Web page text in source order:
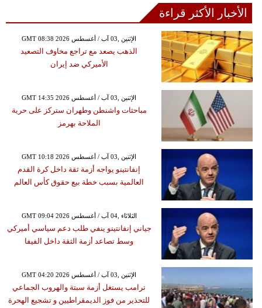
الأخبار الأكثر قراءة
GMT 08:38 2026 الإثنين ,03 آب / أغسطس
الذهب يصعد مع تراجع مخاوف التصعيد
الأميركي ضد إيران
GMT 14:35 2026 الإثنين ,03 آب / أغسطس
مباحثات واشنطن وطهران ستركز على حرية
الملاحة بهرمز
GMT 10:18 2026 الإثنين ,03 آب / أغسطس
إنفانتينو يواجه أزمة ثقة داخل كرة القدم
العالمية بسبب خطة بيع حقوق كأس العالم
GMT 09:04 2026 الثلاثاء ,04 آب / أغسطس
جياني إنفانتينو ينفي طلب دعم سياسي أميركي
وسط تصاعد أزمة الثقة داخل الفيفا
GMT 04:20 2026 الإثنين ,03 آب / أغسطس
ترامب يستغل أزمة سبتة والهروب الجماعي
للتحذير من فوز الديمقراطيين و تشجيع الهحرة